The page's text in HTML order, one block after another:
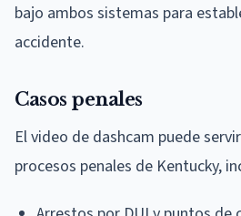
bajo ambos sistemas para
accidente.
Casos penales
El video de dashcam puede
procesos penales de Kentucky,